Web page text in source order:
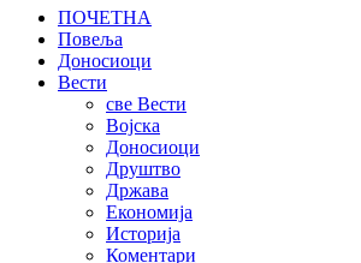
ПОЧЕТНА
Повеља
Доносиоци
Вести
све Вести
Војска
Доносиоци
Друштво
Држава
Економија
Историја
Коментари